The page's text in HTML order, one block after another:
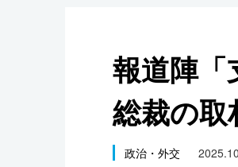
国際
社会
文化
報道陣
総裁の取
政治・外交